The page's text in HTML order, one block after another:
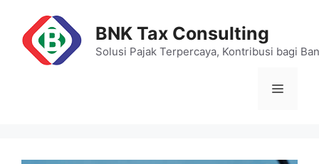
content
BNK Tax Consulting
Solusi Pajak Terpercaya, Kontribusi bagi
Menu